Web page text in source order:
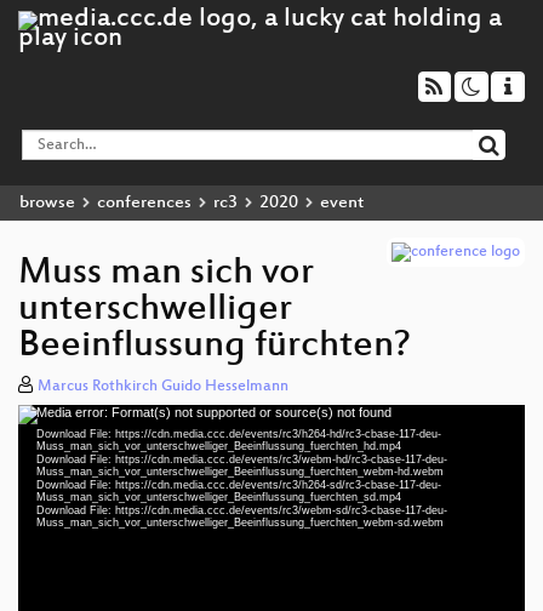
browse conferences rc3 2020 event
Muss man sich vor
unterschwelliger
Beeinflussung fürchten?
Marcus Rothkirch Guido Hesselmann
Video
Player
Media error: Format(s) not supported or source(s) not found
Download File: https://cdn.media.ccc.de/events/rc3/h264-hd/rc3-cbase-117-deu-
Muss_man_sich_vor_unterschwelliger_Beeinflussung_fuerchten_hd.mp4
Download File: https://cdn.media.ccc.de/events/rc3/webm-hd/rc3-cbase-117-deu-
Muss_man_sich_vor_unterschwelliger_Beeinflussung_fuerchten_webm-hd.webm
Download File: https://cdn.media.ccc.de/events/rc3/h264-sd/rc3-cbase-117-deu-
Muss_man_sich_vor_unterschwelliger_Beeinflussung_fuerchten_sd.mp4
Download File: https://cdn.media.ccc.de/events/rc3/webm-sd/rc3-cbase-117-deu-
Muss_man_sich_vor_unterschwelliger_Beeinflussung_fuerchten_webm-sd.webm
deu 1080p (mp4)